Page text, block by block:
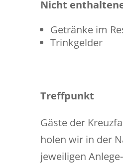
Nicht
Getränke im
Trinkgelder
Treffpunkt
Gäste der
holen wir in der
jeweiligen